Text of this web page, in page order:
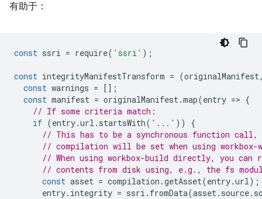
有助于：
const ssri = require( 'ssri' );
const integrityManifestTransform = (originalManifest
const warnings = [];
const manifest = originalManifest.map(entry => {
// If some criteria match:
if (entry.url . startsWith( '...' ))
{
// This has to be a synchronous function call,
// compilation will be set when using workbox-
// When using workbox-build directly, you
// contents from disk using, e.g., the fs
const asset = compilation .getAsset(entry.url);
entry. integrity = ssri . fromData(asset. source.